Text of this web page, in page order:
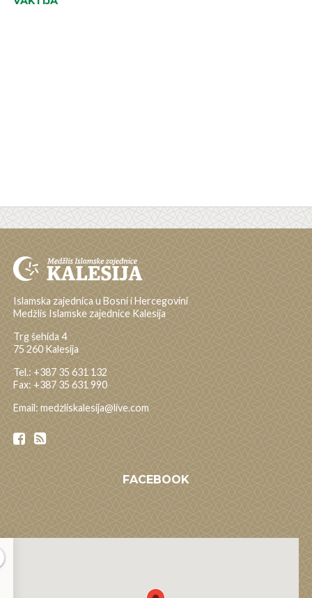
Islamska zajednica u Bosni i Hercegovini
Medžlis Islamske zajednice Kalesija
Trg šehida 4
75 260 Kalesija
Tel.: +387 35 631 132
Fax: +387 35 631 990
Email: medzliskalesija@live.com
FACEBOOK